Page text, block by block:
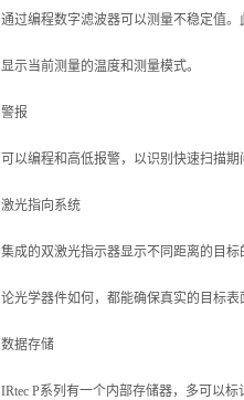
通过编程数字滤波器可以测量不稳定值
显示当前测量的温度和测量模式。
警报
可以编程和高低报警，以识别快速扫描
激光指向系统
集成的双激光指示器显示不同距离的目
论光学器件如何，都能确保真实的目标表
数据存储
IRtec P系列有一个内部存储器，多可以